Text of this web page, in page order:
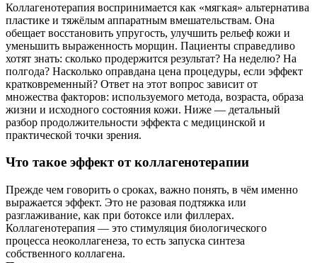
Коллагенотерапия воспринимается как «мягкая» альтернатива
пластике и тяжёлым аппаратным вмешательствам. Она
обещает восстановить упругость, улучшить рельеф кожи и
уменьшить выраженность морщин. Пациенты справедливо
хотят знать: сколько продержится результат? На неделю? На
полгода? Насколько оправдана цена процедуры, если эффект
кратковременный? Ответ на этот вопрос зависит от
множества факторов: используемого метода, возраста, образа
жизни и исходного состояния кожи. Ниже — детальный
разбор продолжительности эффекта с медицинской и
практической точки зрения.
Что такое эффект от коллагенотерапии
Прежде чем говорить о сроках, важно понять, в чём именно
выражается эффект. Это не разовая подтяжка или
разглаживание, как при ботоксе или филлерах.
Коллагенотерапия — это стимуляция биологического
процесса неоколлагенеза, то есть запуска синтеза
собственного коллагена.